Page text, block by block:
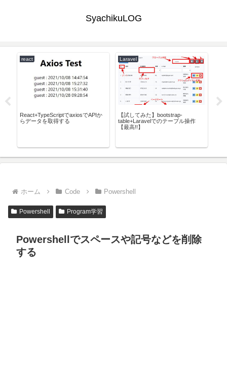
SyachikuLOG
react
React+TypeScriptでaxiosでAPIか
らデータを取得する
Laravel
【試してみた】bootstrap-
table+Laravelでのテーブル操作
【最高!!】
ホーム Code Powershell
Powershell Program学習
Powershellでスペースや記号などを削除
する